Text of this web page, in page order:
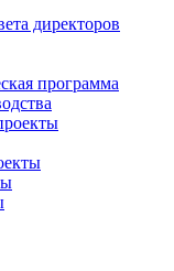
директоров
программа